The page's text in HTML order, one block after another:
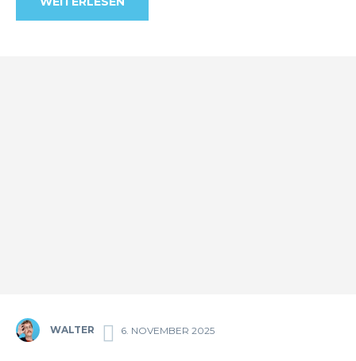
WALTER 6. NOVEMBER 2025